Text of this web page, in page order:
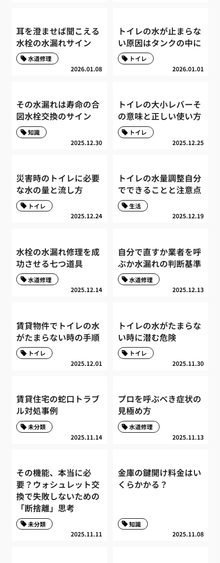
耳を澄ませば聞こえる
水栓の水漏れサイン
2026.01.08
水道修理
トイレの水が止まらな
い原因はタンクの中に
2026.01.01
トイレ
その水漏れは寿命の合
図水栓交換のサイン
2025.12.30
知識
トイレの大小レバーそ
の意味と正しい使い方
2025.12.25
トイレ
災害時のトイレに必要
な水の量と流し方
2025.12.24
トイレ
トイレの水量調整自分
でできることと注意点
2025.12.19
生活
水栓の水漏れ修理を成
功させる七つ道具
2025.12.14
水道修理
自分で直すか業者を呼
ぶか水漏れの判断基準
2025.12.13
水道修理
賃貸物件でトイレの水
がたまらない時の手順
2025.12.01
トイレ
トイレの水がたまらな
い時に潜む危険
2025.11.30
トイレ
賃貸住宅の蛇口トラブ
ル対処事例
2025.11.14
未分類
プロを呼ぶべき症状の
見極め方
2025.11.13
水道修理
その機能、本当に必
要？ウォシュレット交
換で失敗しないための
「断捨離」思考
2025.11.11
未分類
金庫の鍵開け料金はい
くらかかる？
2025.11.08
知識